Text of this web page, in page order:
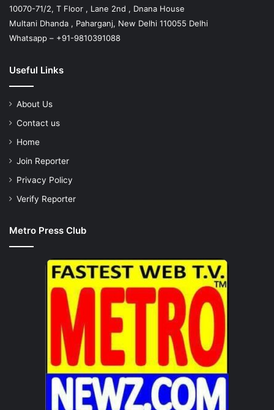
10070-71/2, T Floor , Lane 2nd , Dnana House
Multani Dhanda , Paharganj, New Delhi 110055 Delhi
Whatsapp – +91-9810391088
Useful Links
About Us
Contact us
Home
Join Reporter
Privacy Policy
Verify Reporter
Metro Press Club